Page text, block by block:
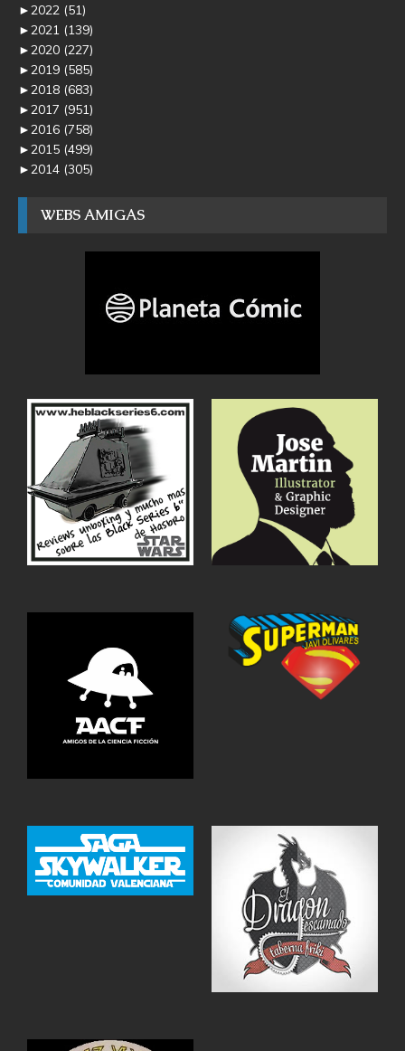
►2022 (51)
►2021 (139)
►2020 (227)
►2019 (585)
►2018 (683)
►2017 (951)
►2016 (758)
►2015 (499)
►2014 (305)
WEBS AMIGAS